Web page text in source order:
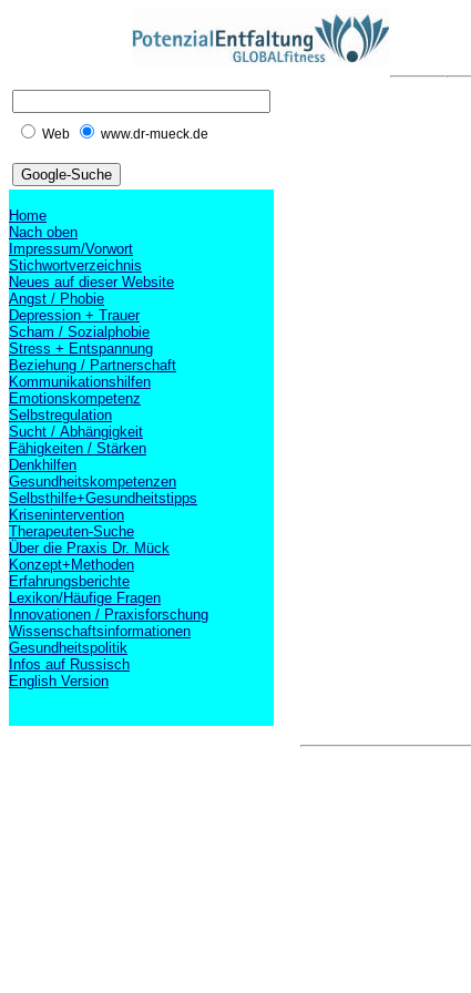
Web www.dr-mueck.de
Home
Nach oben
Impressum/Vorwort
Stichwortverzeichnis
Neues auf dieser Website
Angst / Phobie
Depression + Trauer
Scham / Sozialphobie
Stress + Entspannung
Beziehung / Partnerschaft
Kommunikationshilfen
Emotionskompetenz
Selbstregulation
Sucht / Abhängigkeit
Fähigkeiten / Stärken
Denkhilfen
Gesundheitskompetenzen
Selbsthilfe+Gesundheitstipps
Krisenintervention
Therapeuten-Suche
Über die Praxis Dr. Mück
Konzept+Methoden
Erfahrungsberichte
Lexikon/Häufige Fragen
Innovationen / Praxisforschung
Wissenschaftsinformationen
Gesundheitspolitik
Infos auf Russisch
English Version